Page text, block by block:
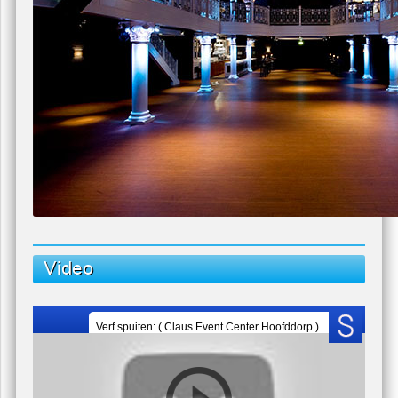
Video
Verf spuiten: ( Claus Event Center Hoofddorp.)